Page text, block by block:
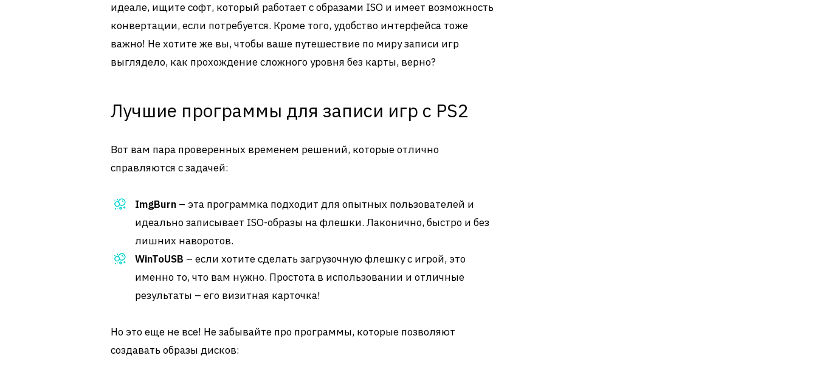
идеале, ищите софт, который работает с образами ISO и имеет возможность
конвертации, если потребуется. Кроме того, удобство интерфейса тоже
важно! Не хотите же вы, чтобы ваше путешествие по миру записи игр
выглядело, как прохождение сложного уровня без карты, верно?
Лучшие программы для записи игр с PS2
Вот вам пара проверенных временем решений, которые отлично
справляются с задачей:
ImgBurn – эта программка подходит для опытных пользователей и
идеально записывает ISO-образы на флешки. Лаконично, быстро и без
лишних наворотов.
WinToUSB – если хотите сделать загрузочную флешку с игрой, это
именно то, что вам нужно. Простота в использовании и отличные
результаты – его визитная карточка!
Но это еще не все! Не забывайте про программы, которые позволяют
создавать образы дисков: